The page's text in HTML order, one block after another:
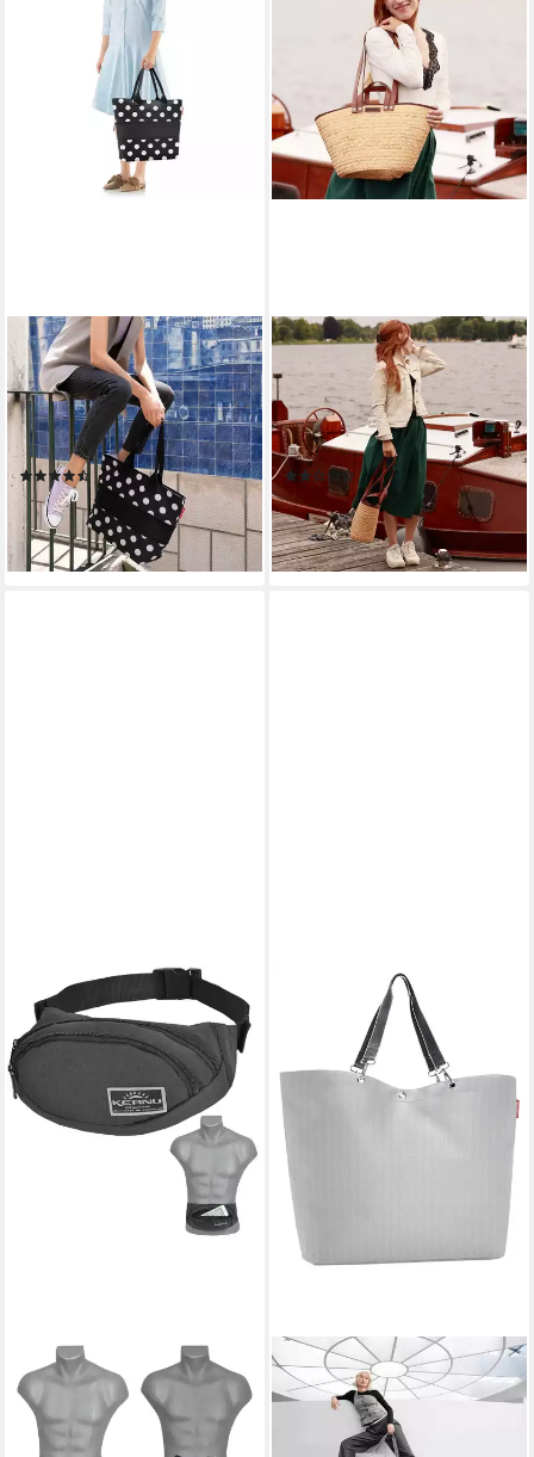
REISENTHEL®
Tragetasche SHOPPER E1, 18
Liter, Schwarz, Weiß,
Polyester, (1-tlg),
Wasserabweisend,
Erweiterbar(47)
31,59 €
lieferbar - in 2-3 Werktagen bei dir
NATUREHOME
Schultertasche
Umhängetasche Shopper
Korb Palmblatt, Handarbeit,
Nachhaltig, Naturmaterial
(1)
90,85 € UVP119,00 €
-24%
lieferbar - in 2-3 Werktagen bei dir